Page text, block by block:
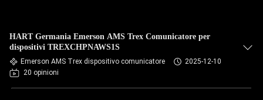
HART Germania Emerson AMS Trex Comunicatore per
dispositivi TREXCHPNAWS1S
Emerson AMS Trex dispositivo comunicatore
2025-12-10
20 opinioni